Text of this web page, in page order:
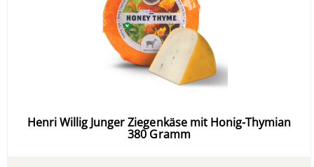
Henri Willig Junger Ziegenkäse mit Honig-Thymian
380 Gramm